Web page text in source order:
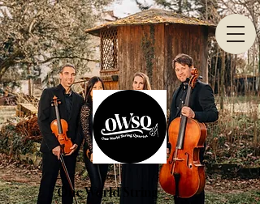
One World String